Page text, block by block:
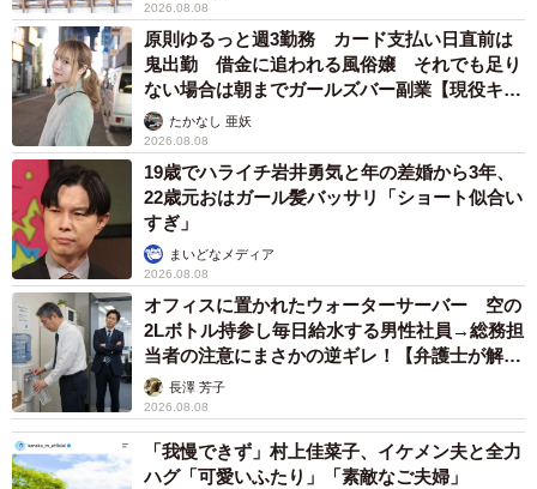
4/7
眠気と戦うふう太くん……寝てください（柴犬ふう太さん
@fufufufufu_ta）
2026.08.08
原則ゆるっと週3勤務 カード支払い日直前は
鬼出勤 借金に追われる風俗嬢 それでも足り
ない場合は朝までガールズバー副業【現役キャ
ストに取材】
たかなし 亜妖
2026.08.08
19歳でハライチ岩井勇気と年の差婚から3年、
22歳元おはガール髪バッサリ「ショート似合い
すぎ」
まいどなメディア
2026.08.08
オフィスに置かれたウォーターサーバー 空の
2Lボトル持参し毎日給水する男性社員→総務担
当者の注意にまさかの逆ギレ！【弁護士が解
説】長澤 芳子
2026.08.08
「我慢できず」村上佳菜子、イケメン夫と全力
ハグ「可愛いふたり」「素敵なご夫婦」